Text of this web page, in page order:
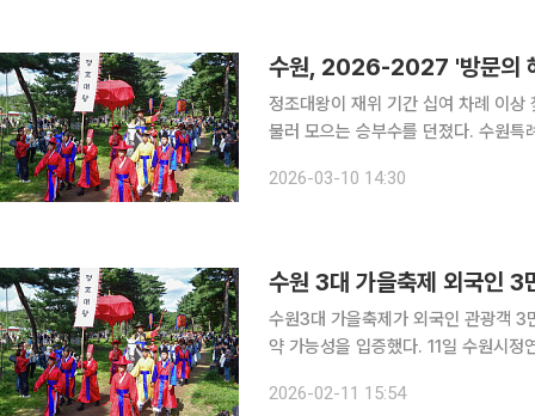
정조대왕이 재위 기간 십여 차례 이
불러 모으는 승부수를 던졌다. 수원특례시가 '2026-2027 수원방문의 해'를 공식 선포하고 연간
일 수원컨벤션센터를 가득 채운 1500
2026-03-10 14:30
수원 3대 가을축제 외국인
수원3대 가을축제가 외국인 관광객
약 가능성을 입증했다. 11일 수원시정연구원이 최근 발간한 'SRI Brief 수원3대 가을축제 외국인 참
공동재현·수원화성미디어아트)에 방
2026-02-11 15:54